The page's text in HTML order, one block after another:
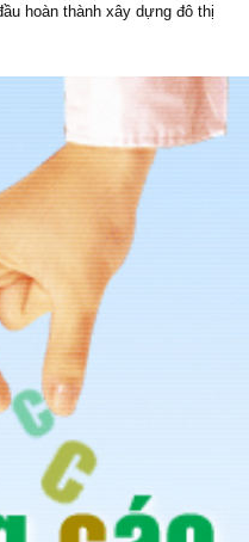
hoàn thành xây dựng đô thị